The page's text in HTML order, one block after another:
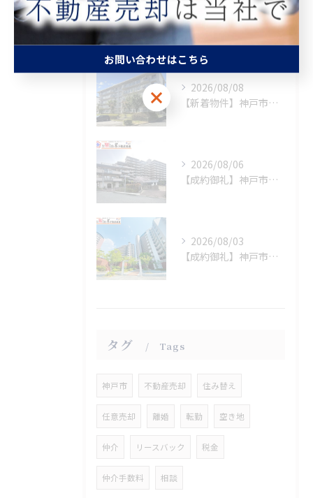
最近の投稿 Recent Posts
2026/08/08
【新着物件】神戸市須磨区
2026/08/06
【成約御礼】神戸市須磨区
2026/08/03
【成約御礼】神戸市西区
タグ Tags
神戸市 不動産売却 住み替え
任意売却 離婚 転勤 空き地
仲介 リースバック 税金
仲介手数料 相談
お問い合わせはこちら
お問い合わせはこちら